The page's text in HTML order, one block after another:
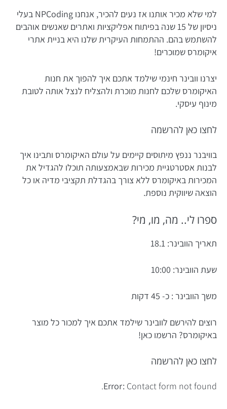
למי שלא מכיר אותנו אז נעים להכיר, אנחנו NPCoding בעלי
ניסיון של 15 שנה בפיתוח אפליקציות ואתרים שאנשים אוהבים
להשתמש בהם. ההתמחות העיקרית שלנו היא בניית אתרי
איקומרס שמוכרים!
יצרנו וובינר חינמי שילמד אתכם איך להפוך את חנות
האיקומרס שלכם לחנות מוכרת ולהצליח לנצל אותה לטובת
מינוף עיסקי.
לחצו כאן להרשמה
בוויבנר ננפץ מיתוסים קיימים על עולם האיקומרס ותבינו איך
לבנות אסטרטגיית מכירות שבאמצעותה תוכלו להגדיל את
המכירות באיקומרס ללא צורך בהגדלת תקציבי מדיה או כל
הוצאה שיווקית נוספת.
ספרו לי.. מה, מו, מי?
תאריך הוובינר: 18.1
שעת הוובינר: 10:00
משך הוובינר : כ- 45 דקות
רוצים להירשם לוובינר שילמד אתכם איך למכור כל מוצר
באיקומרס? הרשמו כאן!
לחצו כאן להרשמה
Error: Contact form not found.